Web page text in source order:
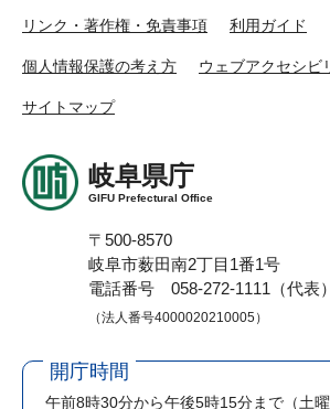
リンク・著作権・免責事項 利用ガイド
個人情報保護の考え方 ウェブアクセシビ
サイトマップ
岐阜県庁
GIFU Prefectural Office
〒500-8570
岐阜市薮田南2丁目1番1号
電話番号 058-272-1111（代表）
（法人番号4000020210005）
開庁時間
午前8時30分から午後5時15分まで （土